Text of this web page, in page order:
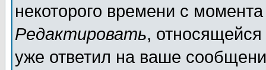
некоторого времени с
Редактировать,
уже ответил на ваше